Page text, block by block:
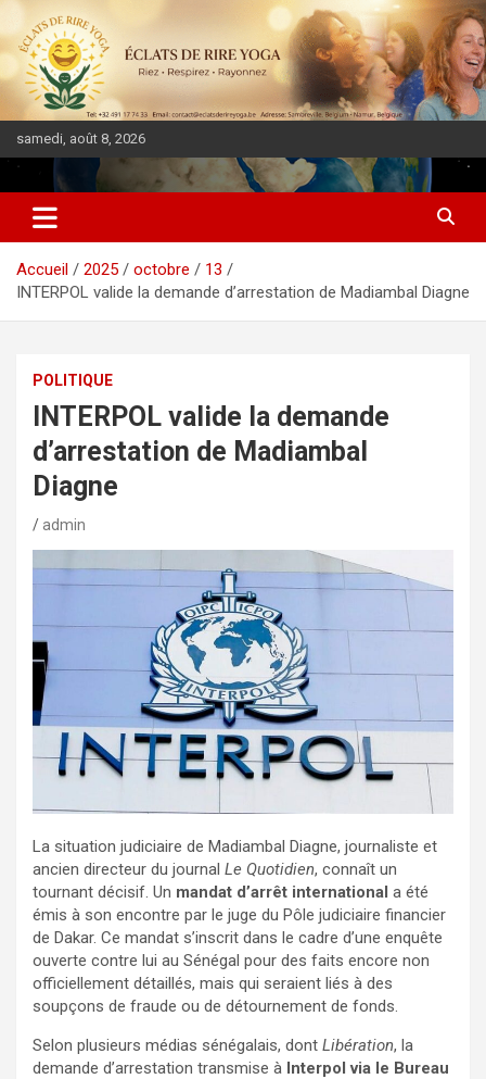
samedi, août 8, 2026
DIASPORA PULSE
Accueil 2025 octobre
13
INTERPOL valide la demande d’arrestation de Madiambal Diagne
POLITIQUE
INTERPOL valide la demande
d’arrestation de Madiambal
Diagne
admin
La situation judiciaire de Madiambal Diagne, journaliste et
ancien directeur du journal Le Quotidien, connaît un
tournant décisif. Un mandat d’arrêt international a été
émis à son encontre par le juge du Pôle judiciaire financier
de Dakar. Ce mandat s’inscrit dans le cadre d’une enquête
ouverte contre lui au Sénégal pour des faits encore non
officiellement détaillés, mais qui seraient liés à des
soupçons de fraude ou de détournement de fonds.
Selon plusieurs médias sénégalais, dont Libération, la
demande d’arrestation transmise à Interpol via le Bureau